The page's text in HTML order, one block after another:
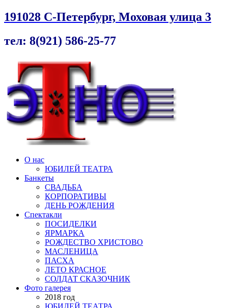
191028 С-Петербург, Моховая улица 3
тел: 8(921) 586-25-77
О нас
ЮБИЛЕЙ ТЕАТРА
Банкеты
СВАДЬБА
КОРПОРАТИВЫ
ДЕНЬ РОЖДЕНИЯ
Спектакли
ПОСИДЕЛКИ
ЯРМАРКА
РОЖДЕСТВО ХРИСТОВО
МАСЛЕНИЦА
ПАСХА
ЛЕТО КРАСНОЕ
СОЛДАТ СКАЗОЧНИК
Фото галерея
2018 год
ЮБИЛЕЙ ТЕАТРА